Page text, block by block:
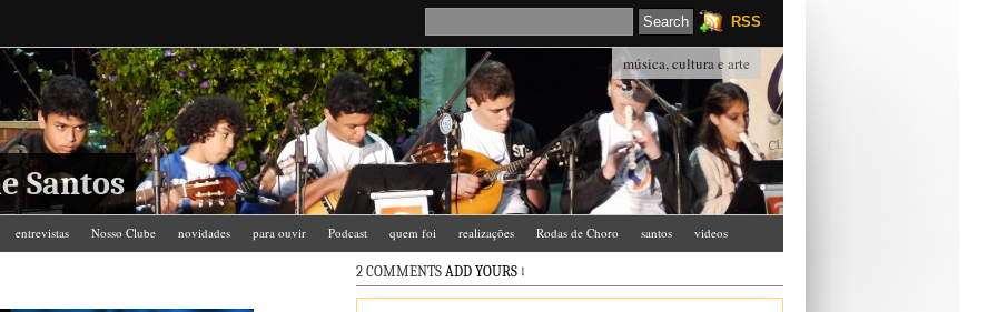
RSS
Santos
música, cultura e arte
entrevistas Nosso Clube novidades para ouvir Podcast quem foi realizações Rodas de Choro santos
videos
2 COMMENTS ADD YOURS ↓